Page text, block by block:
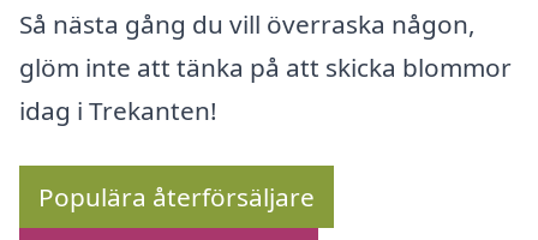
Så nästa gång du vill överraska någon,
glöm inte att tänka på att skicka blommor
idag i Trekanten!
Populära återförsäljare